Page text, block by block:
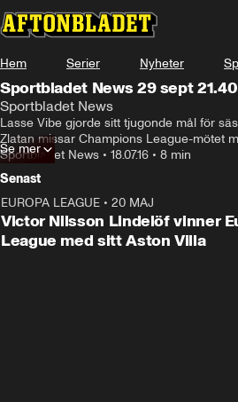
Hem Serier Nyheter
Sportbladet News 29 sept 21.40
Sportbladet News
Lasse Vibe gjorde sitt tjugonde mål för
Zlatan missar Champions League-mötet
målvaktsmissen i Brasilien.
Sportbladet News • 18.07.16 • 8 min
Se mer
Senast
EUROPA LEAGUE • 20 MAJ
Victor Nilsson Lindelöf vinner
League med sitt Aston Villa